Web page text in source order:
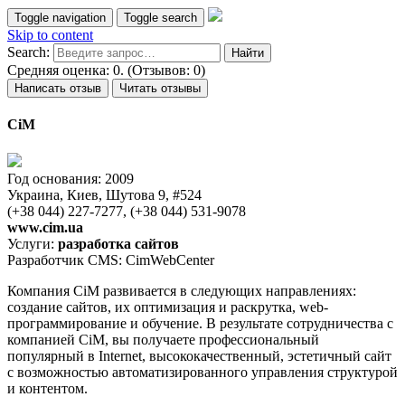
Toggle navigation Toggle search
Skip to content
Search:
Средняя оценка: 0. (Отзывов: 0)
Написать отзыв Читать отзывы
CiM
Год основания: 2009
Украина, Киев, Шутова 9, #524
(+38 044) 227-7277, (+38 044) 531-9078
www.cim.ua
Услуги: разработка сайтов
Разработчик CMS: CimWebCenter
Компания CiM развивается в следующих направлениях:
создание сайтов, их оптимизация и раскрутка, web-
программирование и обучение. В результате сотрудничества с
компанией CiM, вы получаете профессиональный
популярный в Internet, высококачественный, эстетичный сайт
с возможностью автоматизированного управления структурой
и контентом.